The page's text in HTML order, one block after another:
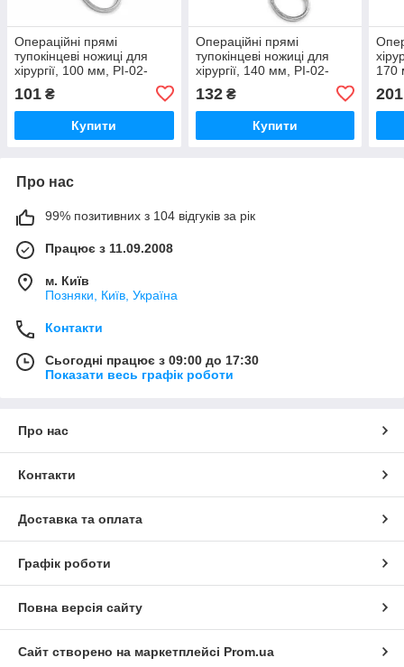
Операційні прямі
тупокінцеві ножиці для
хірургії, 100 мм, PI-02-
101 ₴
Купити
Операційні прямі
тупокінцеві ножиці для
хірургії, 140 мм, PI-02-
132₴
Купити
170
201
Про нас
99% позитивних з 104 відгуків за рік
Працює з 11.09.2008
м. Київ
Позняки, Київ, Україна
Контакти
Сьогодні працює з 09:00 до 17:30
Показати весь графік роботи
Про нас
Контакти
Доставка та оплата
Графік роботи
Повна версія сайту
Сайт створено на маркетплейсі Prom.ua